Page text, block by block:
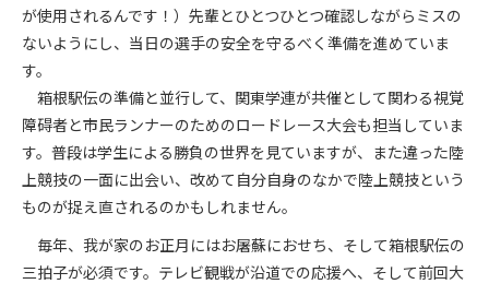
が使用されるんです！）先輩とひとつひとつ確認しながらミスの
ないようにし、当日の選手の安全を守るべく準備を進めていま
す。
箱根駅伝の準備と並行して、関東学連が共催として関わる視覚
障碍者と市民ランナーのためのロードレース大会も担当していま
す。普段は学生による勝負の世界を見ていますが、また違った陸
上競技の一面に出会い、改めて自分自身のなかで陸上競技という
ものが捉え直されるのかもしれません。
毎年、我が家のお正月にはお屠蘇におせち、そして箱根駅伝の
三拍子が必須です。テレビ観戦が沿道での応援へ、そして前回大